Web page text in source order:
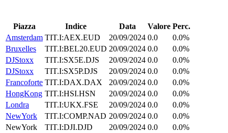
Piazza Indice Data Valore Perc.
Amsterdam TIT.I:AEX.EUD 20/09/2024 0.0
0.0%
Bruxelles
TIT.I:BEL20.EUD 20/09/2024 0.0
0.0%
DJStoxx
TIT.I:SX5E.DJS 20/09/2024 0.0
0.0%
DJStoxx
TIT.I:SX5P.DJS 20/09/2024 0.0
0.0%
Francoforte TIT.I:DAX.DAX 20/09/2024 0.0
0.0%
HongKong TIT.I:HSI.HSN 20/09/2024 0.0
0.0%
Londra
TIT.I:UKX.FSE 20/09/2024 0.0
0.0%
NewYork
TIT.I:COMP.NAD 20/09/2024 0.0
0.0%
NewYork
TIT.I:DJI.DJD 20/09/2024 0.0
0.0%